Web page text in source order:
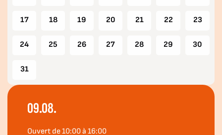
17 18 19 20 21 22 23
24 25 26 27 28 29 30
31
09.08.
Ouvert de 10:00 à 16:00